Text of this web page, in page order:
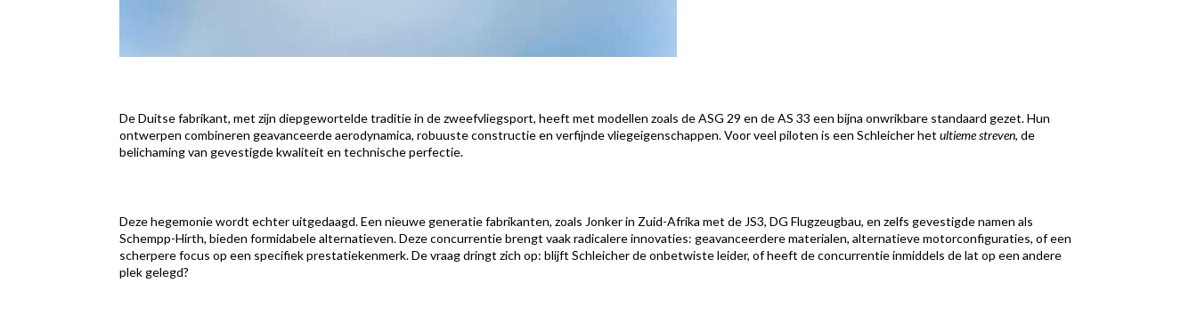
De Duitse fabrikant, met zijn diepgewortelde traditie in de zweefvliegsport, heeft met modellen zoals de ASG 29 en de AS 33 een bijna onwrikbare standaard gezet. Hun
ontwerpen combineren geavanceerde aerodynamica, robuuste constructie en verfijnde vliegeigenschappen. Voor veel piloten is een Schleicher hetultieme streven, de
belichaming van gevestigde kwaliteit en technische perfectie.
Deze hegemonie wordt echter uitgedaagd. Een nieuwe generatie fabrikanten, zoals Jonker in Zuid-Afrika met de JS3, DG Flugzeugbau, en zelfs gevestigde namen als
Schempp-Hirth, bieden formidabele alternatieven. Deze concurrentie brengt vaak radicalere innovaties: geavanceerdere materialen, alternatieve motorconfiguraties, of een
scherpere focus op een specifiek prestatiekenmerk. De vraag dringt zich op: blijft Schleicher de onbetwiste leider, of heeft de concurrentie inmiddels de lat op een andere
plek gelegd?